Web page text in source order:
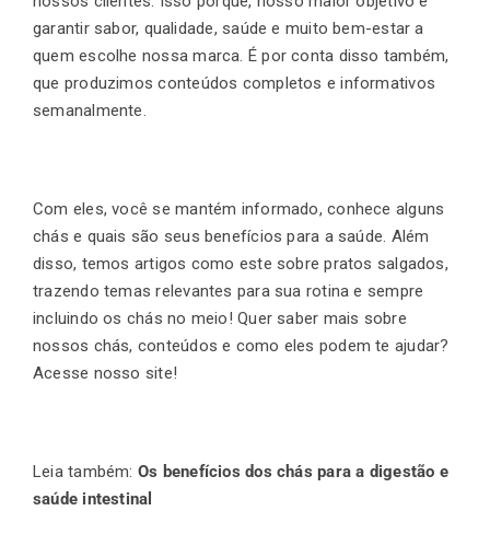
garantir sabor, qualidade, saúde e muito bem-estar a
quem escolhe nossa marca. É por conta disso também,
que produzimos conteúdos completos e informativos
semanalmente.
Com eles, você se mantém informado, conhece alguns
chás e quais são seus benefícios para a saúde. Além
disso, temos artigos como este sobre pratos salgados,
trazendo temas relevantes para sua rotina e sempre
incluindo os chás no meio! Quer saber mais sobre
nossos chás, conteúdos e como eles podem te ajudar?
Acesse nosso site!
Leia também: Os benefícios dos chás para a digestão e
saúde intestinal